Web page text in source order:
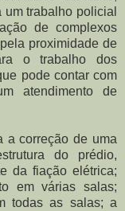
trabalho policial
de complexos
proximidade de
o trabalho dos
pode contar com
atendimento de
a correção de uma
do prédio,
da fiação elétrica;
em várias salas;
todas as salas; a